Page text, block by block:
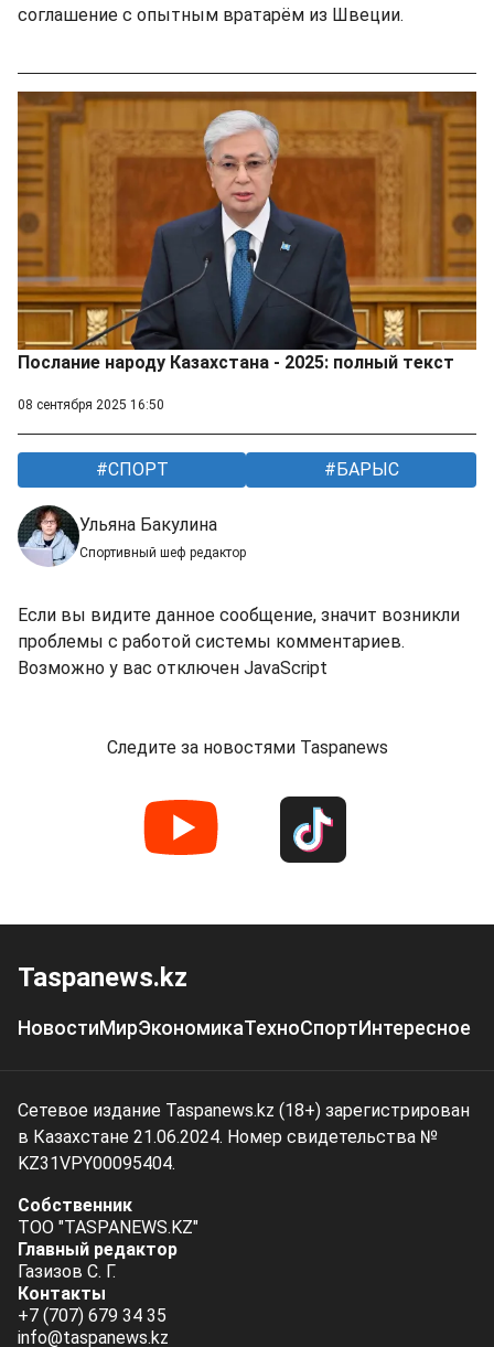
соглашение с опытным вратарём из Швеции.
Послание народу Казахстана - 2025: полный текст
08 сентября 2025 16:50
СПОРТ БАРЫС
Ульяна Бакулина
Спортивный шеф редактор
Если вы видите данное сообщение, значит возникли
проблемы с работой системы комментариев.
Возможно у вас отключен JavaScript
Следите за новостями Taspanews
Taspanews.kz
НовостиМирЭкономикаТехноСпортИнтересное
Сетевое издание Taspanews.kz (18+) зарегистрирован
в Казахстане 21.06.2024. Номер свидетельства №
KZ31VPY00095404.
Собственник
ТОО "TASPANEWS.KZ"
Главный редактор
Газизов С. Г.
Контакты
+7 (707) 679 34 35
info@taspanews.kz